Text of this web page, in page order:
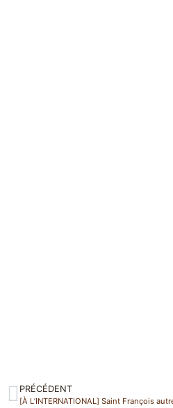
PRÉCÉDENT
[À L’INTERNATIONAL] Saint François